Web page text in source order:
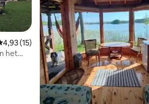
beoordeling van 4,93 op 5, 15
4,93 (15)
het